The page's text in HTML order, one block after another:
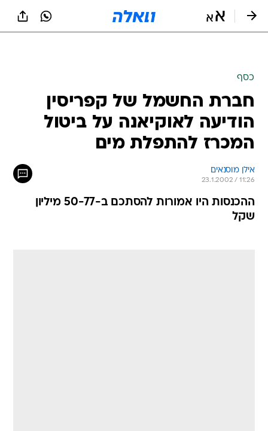
כסף
חברת החשמל של קפריסין
הודיעה לאוקיאנה על ביטול
המכרז להתפלת מים
אילן מוסנאים
23.1.2002 / 11:26
ההכנסות היו אמורות להסתכם ב-50-77 מיליון
שקל